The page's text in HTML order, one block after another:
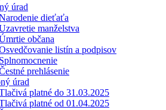
úrad
dieťaťa
manželstva
občana
listín a podpisov
Splnomocnenie
prehlásenie
úrad
platné do 31.03.2025
platné od 01.04.2025